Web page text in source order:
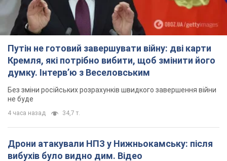
Путін не готовий завершувати війну: дві карти
Кремля, які потрібно вибити, щоб змінити його
думку. Інтерв’ю з Веселовським
Без зміни російських розрахунків швидкого завершення війни
не буде
4 часа назад 34,7 т.
Дрони атакували НПЗ у Нижньокамську: після
вибухів було видно дим. Відео